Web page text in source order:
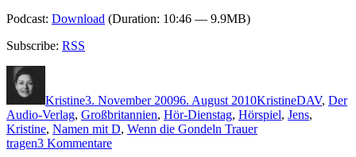
Podcast: Download (Duration: 10:46 — 9.9MB)
Subscribe: RSS
Kristine3. November 20096. August 2010KristineDAV, Der
Audio-Verlag, Großbritannien, Hör-Dienstag, Hörspiel, Jens,
Kristine, Namen mit D, Wenn die Gondeln Trauer
tragen3 Kommentarezu